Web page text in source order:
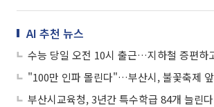
AI 추천 뉴스
부산시교육청, 3년간 특수학급 84개 늘린다